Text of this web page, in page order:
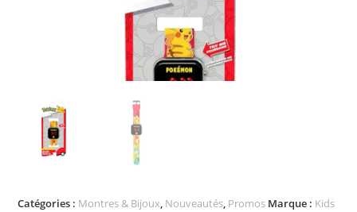
Catégories : Montres & Bijoux, Nouveautés, Promos Marque : Kids